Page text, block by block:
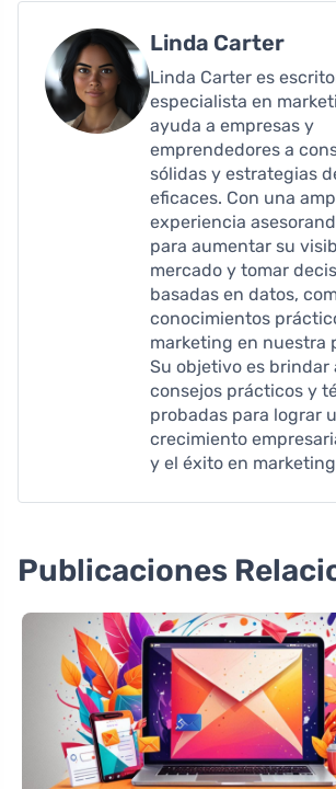
Linda Carter
Linda Carter es
especialista en
ayuda a empresas y
emprendedores a
sólidas y estrategias
eficaces. Con una
experiencia
para aumentar su
mercado y tomar
basadas en datos,
conocimientos
marketing en nuestra
Su objetivo es brindar
consejos prácticos y
probadas para lograr
crecimiento
y el éxito en
Publicaciones